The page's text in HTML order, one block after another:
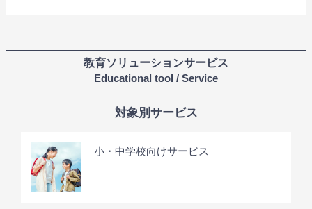
教育ソリューションサービス
Educational tool / Service
対象別サービス
小・中学校向けサービス